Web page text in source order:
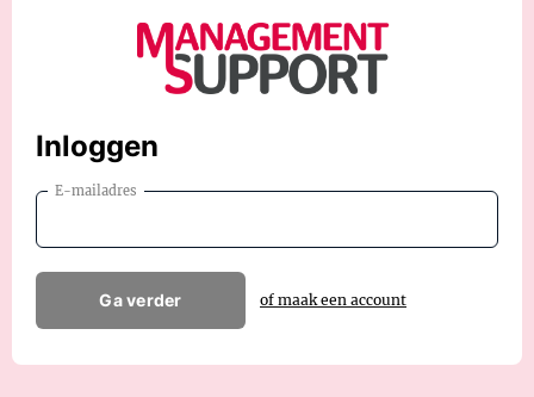
Inloggen
E-mailadres
Ga verder of maak een account